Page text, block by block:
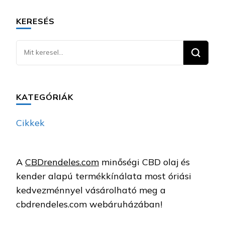
KERESÉS
Keresel
valamit?
KATEGÓRIÁK
Cikkek
A CBDrendeles.com minőségi CBD olaj és
kender alapú termékkínálata most óriási
kedvezménnyel vásárolható meg a
cbdrendeles.com webáruházában!